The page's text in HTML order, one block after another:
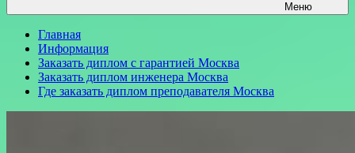
Меню
Главная
Информация
Заказать диплом с гарантией Москва
Заказать диплом инженера Москва
Где заказать диплом преподавателя Москва